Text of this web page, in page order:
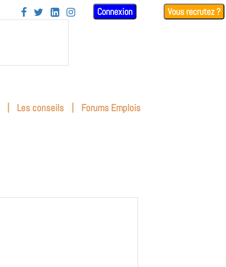
    Connexion Vous recrutez ?
| Les conseils | Forums Emplois